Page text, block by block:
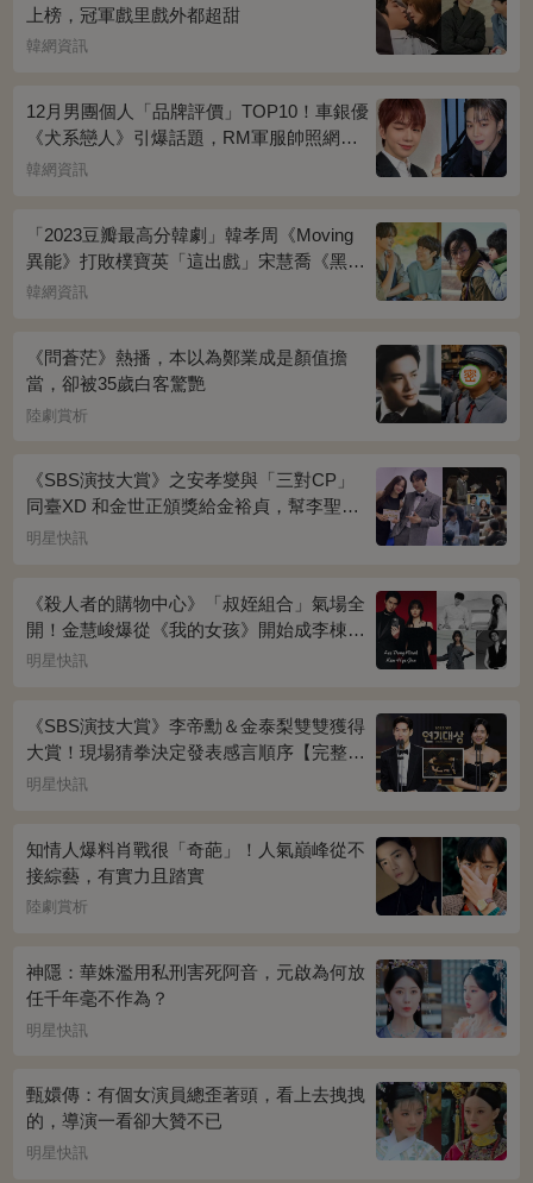
上榜，冠軍戲里戲外都超甜
韓網資訊
12月男團個人「品牌評價」TOP10！車銀優
《犬系戀人》引爆話題，RM軍服帥照網瘋
傳
韓網資訊
「2023豆瓣最高分韓劇」韓孝周《Moving
異能》打敗樸寶英「這出戲」宋慧喬《黑暗
榮耀》奪冠
韓網資訊
《問蒼茫》熱播，本以為鄭業成是顏值擔
當，卻被35歲白客驚艷
陸劇賞析
《SBS演技大賞》之安孝燮與「三對CP」
同臺XD 和金世正頒獎給金裕貞，幫李聖經
披外套超甜~
明星快訊
《殺人者的購物中心》「叔姪組合」氣場全
開！金慧峻爆從《我的女孩》開始成李棟旭
迷妹~
明星快訊
《SBS演技大賞》李帝勳＆金泰梨雙雙獲得
大賞！現場猜拳決定發表感言順序【完整得
獎名單】
明星快訊
知情人爆料肖戰很「奇葩」！人氣巔峰從不
接綜藝，有實力且踏實
陸劇賞析
神隱：華姝濫用私刑害死阿音，元啟為何放
任千年毫不作為？
明星快訊
甄嬛傳：有個女演員總歪著頭，看上去拽拽
的，導演一看卻大贊不已
明星快訊